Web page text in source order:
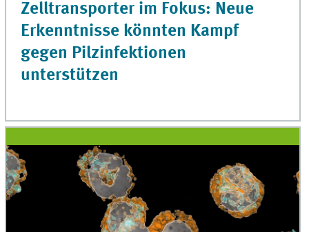
Zelltransporter im Fokus: Neue
Erkenntnisse könnten Kampf
gegen Pilzinfektionen
unterstützen